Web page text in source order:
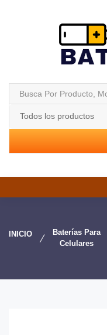
Todos los productos
INICIO
Baterías Para
Celulares